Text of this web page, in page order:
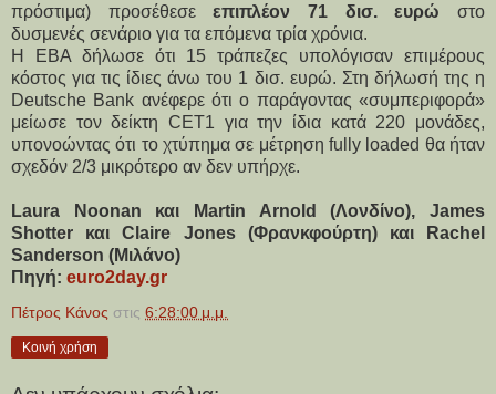
πρόστιμα) προσέθεσεεπιπλέον 71 δισ. ευρώ στο
δυσμενές σενάριο για τα επόμενα τρία χρόνια.
Η EBA δήλωσε ότι 15 τράπεζες υπολόγισαν επιμέρους
κόστος για τις ίδιες άνω του 1 δισ. ευρώ. Στη δήλωσή της η
Deutsche Bank ανέφερε ότι ο παράγοντας «συμπεριφορά»
μείωσε τον δείκτη CET1 για την ίδια κατά 220 μονάδες,
υπονοώντας ότι το χτύπημα σε μέτρηση fully loaded θα ήταν
σχεδόν 2/3 μικρότερο αν δεν υπήρχε.
Laura Noonan και Martin Arnold (Λονδίνο), James
Shotter και Claire Jones (Φρανκφούρτη) και Rachel
Sanderson (Μιλάνο)
Πηγή: euro2day.gr
Πέτρος Κάνος στις 6:28:00 μ.μ.
Κοινή χρήση